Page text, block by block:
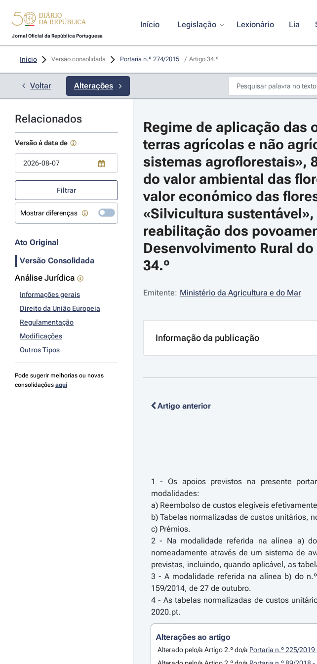
Jornal Oficial da República Portuguesa
Início Legislação Lexionário Lia
Início Versão consolidada Portaria n.º 274/2015 / Artigo 34.º
Voltar Alterações
Relacionados
Versão à data de
Use a tecla de seta para baixo para abrir o calendário; Use as teclas de seta para navegar pelos
Filtrar
Mostrar diferenças
Ato Original
Versão Consolidada
Análise Jurídica
Informações gerais
Direito da União Europeia
Regulamentação
Modificações
Outros Tipos
Pode sugerir melhorias ou novas
consolidações aqui
Regime de aplicação das
terras agrícolas e não
sistemas agroflorestais»,
do valor ambiental das
valor económico das
«Silvicultura
reabilitação dos
Desenvolvimento Rural
34.º
Emitente: Ministério da Agricultura e do Mar
Informação da publicação
Artigo anterior
1 - Os apoios previstos na presente
modalidades:
a) Reembolso de custos elegíveis
b) Tabelas normalizadas de custos unitários,
c) Prémios.
2 - Na modalidade referida na alínea a)
nomeadamente através de um sistema de
previstas, incluindo, quando aplicável, as
3 - A modalidade referida na alínea b) do
159/2014, de 27 de outubro.
4 - As tabelas normalizadas de custos
2020.pt.
Alterações ao artigo
Alterado pelo/a Artigo 2.º do/a Portaria n.º 225/